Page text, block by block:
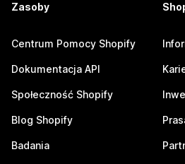
Zasoby
Centrum Pomocy Shopify
Dokumentacja API
Społeczność Shopify
Blog Shopify
Badania